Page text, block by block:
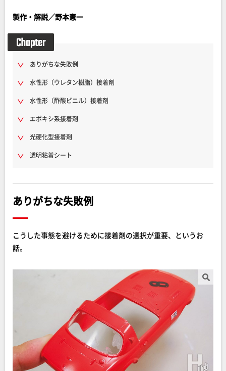
製作・解説／野本憲一
ありがちな失敗例
水性形（ウレタン樹脂）接着剤
水性形（酢酸ビニル）接着剤
エポキシ系接着剤
光硬化型接着剤
透明粘着シート
ありがちな失敗例
こうした事態を避けるために接着剤の選択が重要、というお
話。